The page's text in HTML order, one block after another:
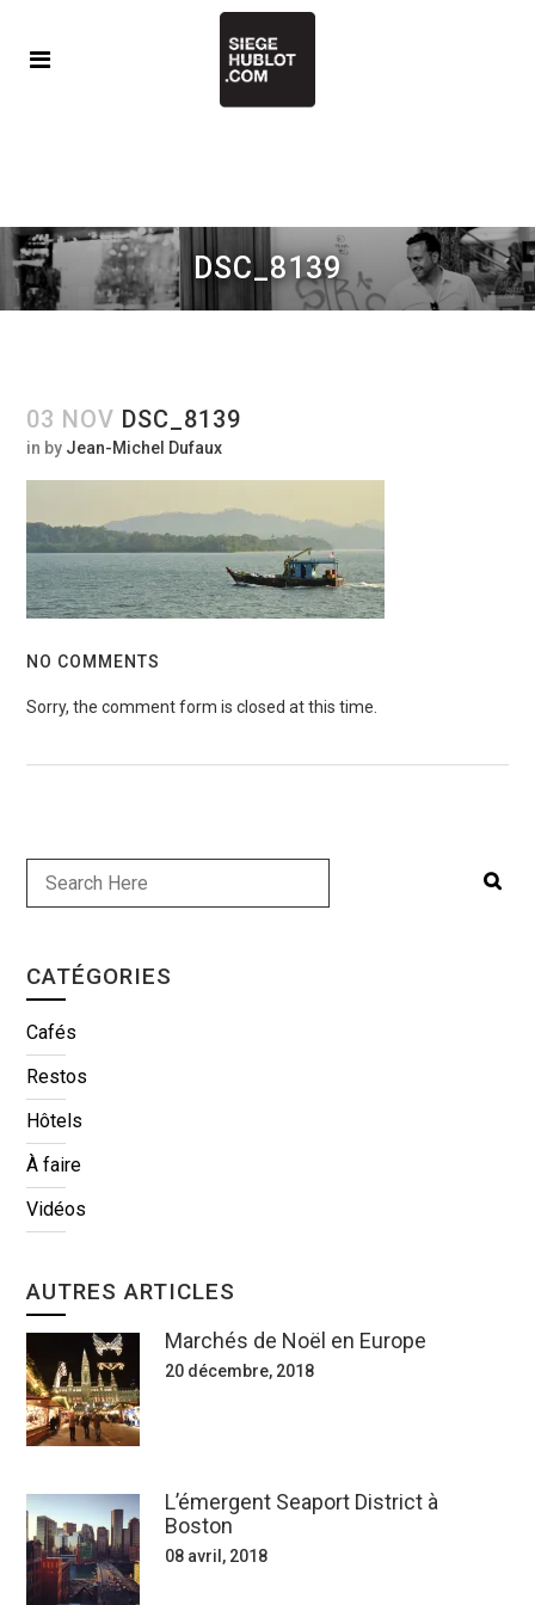
DSC_8139
03 NOV DSC_8139
in by Jean-Michel Dufaux
NO COMMENTS
Sorry, the comment form is closed at this time.
CATÉGORIES
Cafés
Restos
Hôtels
À faire
Vidéos
AUTRES ARTICLES
Marchés de Noël en Europe
20 décembre, 2018
L’émergent Seaport District à
Boston
08 avril, 2018